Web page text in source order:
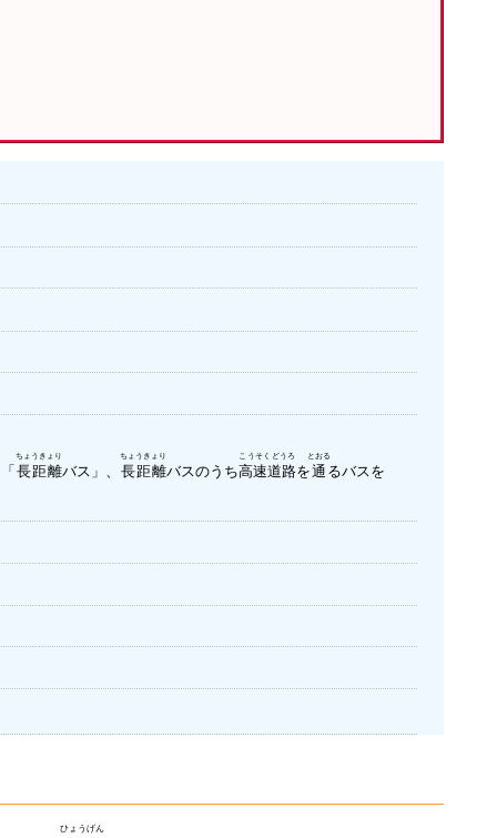
長距離
ちょうきょり
バス」、 長距離
ちょうきょり
バスのうち高速道路
こうそくどうろ
を通
とおる
るバスを
ひょうげん